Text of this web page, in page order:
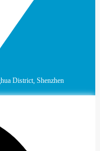
District, Shenzhen